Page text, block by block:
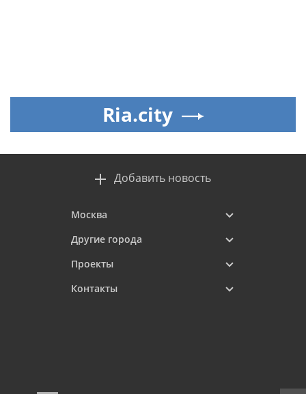
Ria.city
Добавить новость
Москва
Другие города
Проекты
Контакты